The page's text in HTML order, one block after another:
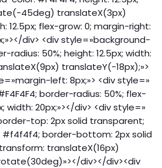
45deg) translateX(3px)
12.5px; flex-grow: 0; margin-right:
div> <div style=»background-
radius: 50%; height: 12.5px; width:
translateY(-18px);»>
left: 8px;»> <div style=»
border-radius: 50%; flex-
width: 20px;»></div> <div style=»
top: 2px solid transparent;
#f4f4f4; border-bottom: 2px solid
translateX(16px)
div></div><div